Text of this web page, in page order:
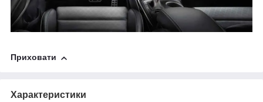
Приховати
Характеристики